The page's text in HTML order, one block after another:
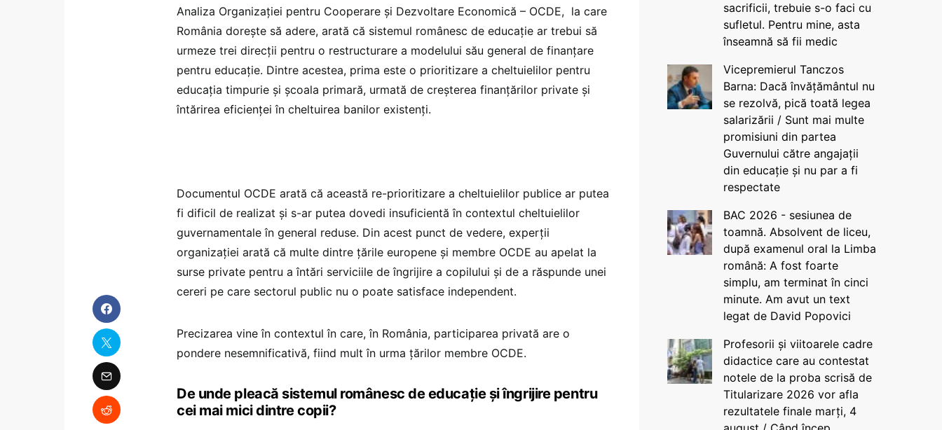
Analiza Organizației pentru Cooperare și Dezvoltare Economică – OCDE, la care
România dorește să adere, arată că sistemul românesc de educație ar trebui să
urmeze trei direcții pentru o restructurare a modelului său general de finanțare
pentru educație. Dintre acestea, prima este o prioritizare a cheltuielilor pentru
educația timpurie și școala primară, urmată de creșterea finanțărilor private și
întărirea eficienței în cheltuirea banilor existenți.
Documentul OCDE arată că această re-prioritizare a cheltuielilor publice ar putea
fi dificil de realizat și s-ar putea dovedi insuficientă în contextul cheltuielilor
guvernamentale în general reduse. Din acest punct de vedere, experții
organizației arată că multe dintre țările europene și membre OCDE au apelat la
surse private pentru a întări serviciile de îngrijire a copilului și de a răspunde unei
cereri pe care sectorul public nu o poate satisface independent.
Precizarea vine în contextul în care, în România, participarea privată are o
pondere nesemnificativă, fiind mult în urma țărilor membre OCDE.
De unde pleacă sistemul românesc de educație și îngrijire pentru
cei mai mici dintre copii?
sacrificii, trebuie s-o faci cu
sufletul. Pentru mine, asta
înseamnă să fii medic
Vicepremierul Tanczos
Barna: Dacă învățământul nu
se rezolvă, pică toată legea
salarizării / Sunt mai multe
promisiuni din partea
Guvernului către angajații
din educație și nu par a fi
respectate
BAC 2026 - sesiunea de
toamnă. Absolvent de liceu,
după examenul oral la Limba
română: A fost foarte
simplu, am terminat în cinci
minute. Am avut un text
legat de David Popovici
Profesorii și viitoarele cadre
didactice care au contestat
notele de la proba scrisă de
Titularizare 2026 vor afla
rezultatele finale marți, 4